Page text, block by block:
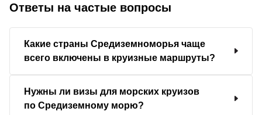
Ответы на частые вопросы
Какие страны Средиземноморья чаще
всего включены в круизные маршруты?
Нужны ли визы для морских круизов
по Средиземному морю?